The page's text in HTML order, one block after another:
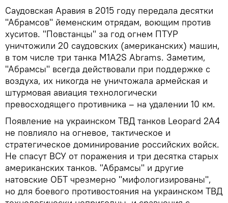
Саудовская Аравия в 2015 году передала десятки
"Абрамсов" йеменским отрядам, воющим против
хуситов. "Повстанцы" за год огнем ПТУР
уничтожили 20 саудовских (американских) машин,
в том числе три танка M1A2S Abrams. Заметим,
"Абрамсы" всегда действовали при поддержке с
воздуха, их никогда не уничтожала армейская и
штурмовая авиация технологически
превосходящего противника – на удалении 10 км.
Появление на украинском ТВД танков Leopard 2A4
не повлияло на огневое, тактическое и
стратегическое доминирование российских войск.
Не спасут ВСУ от поражения и три десятка старых
американских танков. "Абрамсы" и другие
натовские ОБТ чрезмерно "мифологизированы",
но для боевого противостояния на украинском ТВД